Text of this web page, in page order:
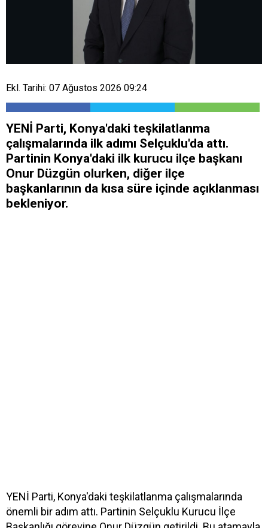
Ekl. Tarihi: 07 Ağustos 2026 09:24
YENİ Parti, Konya'daki teşkilatlanma
çalışmalarında ilk adımı Selçuklu'da attı.
Partinin Konya'daki ilk kurucu ilçe başkanı
Onur Düzgün olurken, diğer ilçe
başkanlarının da kısa süre içinde açıklanması
bekleniyor.
YENİ Parti, Konya'daki teşkilatlanma çalışmalarında
önemli bir adım attı. Partinin Selçuklu Kurucu İlçe